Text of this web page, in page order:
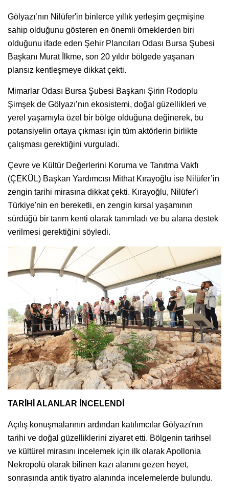
Gölyazı’nın Nilüfer'in binlerce yıllık yerleşim geçmişine
sahip olduğunu gösteren en önemli örneklerden biri
olduğunu ifade eden Şehir Plancıları Odası Bursa Şubesi
Başkanı Murat İlkme, son 20 yıldır bölgede yaşanan
plansız kentleşmeye dikkat çekti.
Mimarlar Odası Bursa Şubesi Başkanı Şirin Rodoplu
Şimşek de Gölyazı’nın ekosistemi, doğal güzellikleri ve
yerel yaşamıyla özel bir bölge olduğuna değinerek, bu
potansiyelin ortaya çıkması için tüm aktörlerin birlikte
çalışması gerektiğini vurguladı.
Çevre ve Kültür Değerlerini Koruma ve Tanıtma Vakfı
(ÇEKÜL) Başkan Yardımcısı Mithat Kırayoğlu ise Nilüfer’in
zengin tarihi mirasına dikkat çekti. Kırayoğlu, Nilüfer'i
Türkiye'nin en bereketli, en zengin kırsal yaşamının
sürdüğü bir tarım kenti olarak tanımladı ve bu alana destek
verilmesi gerektiğini söyledi.
TARİHİ ALANLAR İNCELENDİ
Açılış konuşmalarının ardından katılımcılar Gölyazı'nın
tarihi ve doğal güzelliklerini ziyaret etti. Bölgenin tarihsel
ve kültürel mirasını incelemek için ilk olarak Apollonia
Nekropolü olarak bilinen kazı alanını gezen heyet,
sonrasında antik tiyatro alanında incelemelerde bulundu.